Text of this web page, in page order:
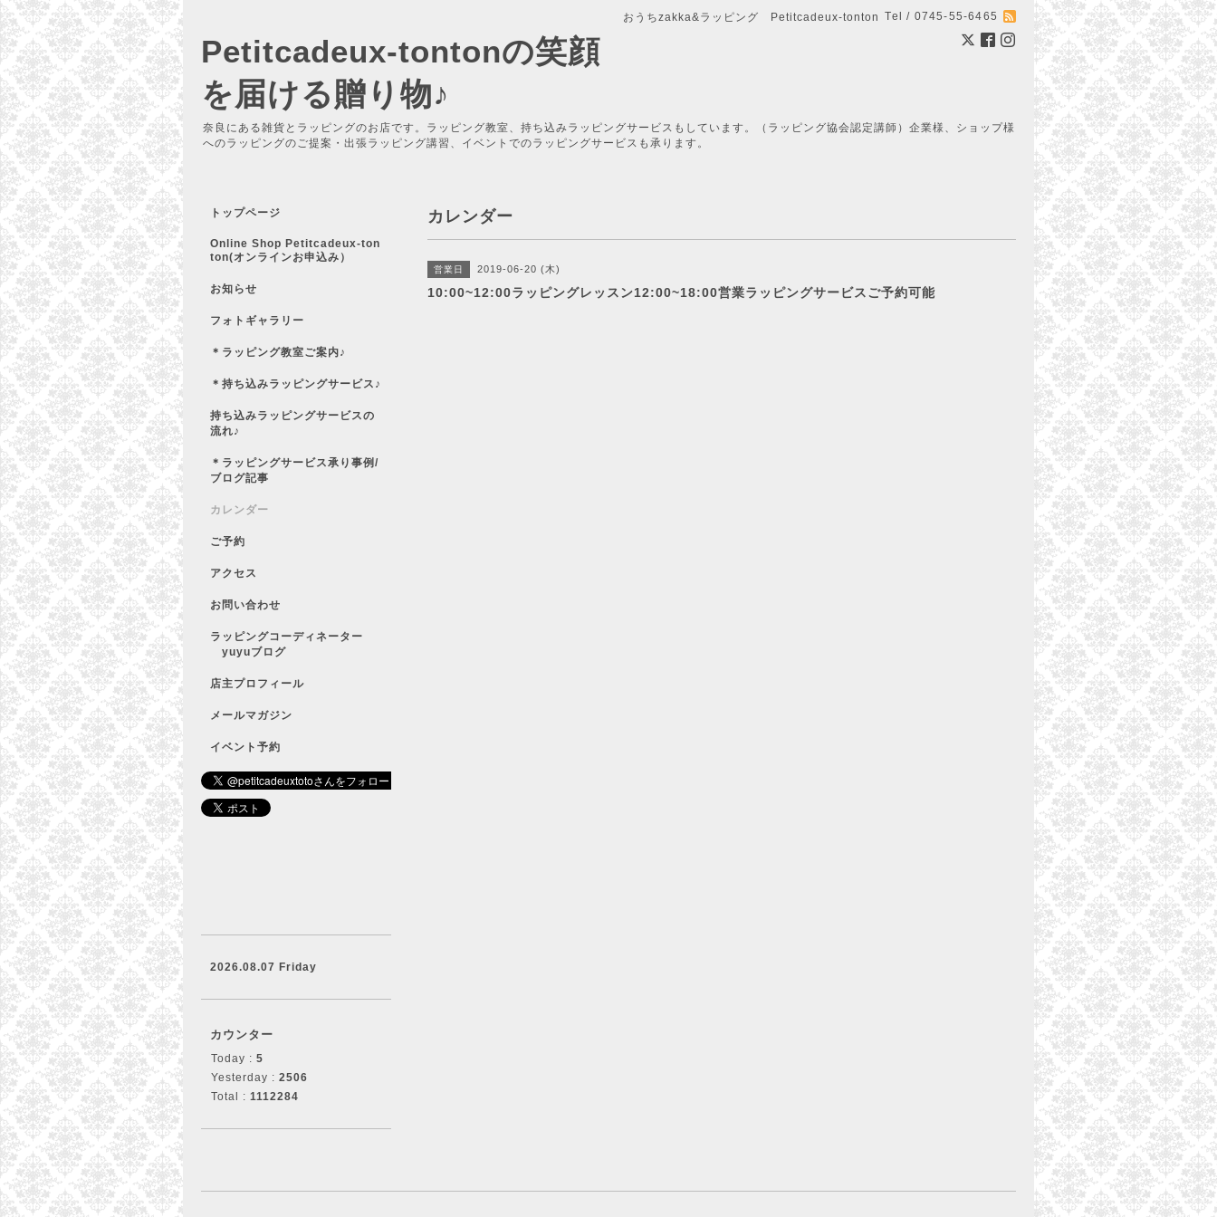
おうちzakka&ラッピング Petitcadeux-tonton Tel / 0745-55-6465
Petitcadeux-tontonの笑顔
を届ける贈り物♪
奈良にある雑貨とラッピングのお店です。ラッピング教室、持ち込みラッピングサービスもしています。（ラッピング協会認定講師）企業様、ショップ様
へのラッピングのご提案・出張ラッピング講習、イベントでのラッピングサービスも承ります。
カレンダー
営業日 2019-06-20 (木)
10:00~12:00ラッピングレッスン12:00~18:00営業ラッピングサービスご予約可能
トップページ
Online Shop Petitcadeux-ton
ton(オンラインお申込み）
お知らせ
フォトギャラリー
＊ラッピング教室ご案内♪
＊持ち込みラッピングサービス♪
持ち込みラッピングサービスの
流れ♪
＊ラッピングサービス承り事例/
ブログ記事
カレンダー
ご予約
アクセス
お問い合わせ
ラッピングコーディネーター
yuyuブログ
店主プロフィール
メールマガジン
イベント予約
2026.08.07 Friday
カウンター
Today : 5
Yesterday : 2506
Total : 1112284